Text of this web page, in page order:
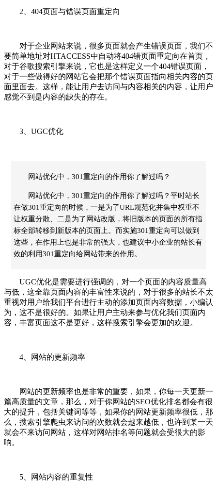
2、404页面与错误页面重定向
对于企业网站来说，很多页面就会产生错误页面，我们不
要简单地址对HTACCESS中自动将404错页面重定向在首页，
对于谷歌搜索引擎来说，它也是这样定义一个404错误页面，
对于一些做得好的网站它会把那个错误页面指向相关内容的页
面里面去。这样，能让用户去访问与内容相关的内容，让用户
感觉不到是内容的缺失的存在。
3、UGC优化
网站优化中，301重定向的作用你了解过吗？
网站优化中，301重定向的作用你了解过吗？平时站长
在做301重定向的时候，一是为了URL规范化并集中权重不
让权重分散、二是为了网站改版，将旧版本的页面的所有指
标全部转移到新版本的页面上。而实施301重定向可以做到
这些，在作用上也是非常的强大，也建议中小企业的站长有
效的利用301重定向给网站带来的作用。
UGC优化是需要进行强调的，对一个页面的内容质量高
与低，这全靠页面内容的丰富性来说的，对于很多的站长不太
重视对用户给我们平台进行主动的添加页面内容数据，小编认
为，这不是很好的。如果让用户主动来参与优化我们页面内
容，丰富页面这不是更好，这样搜索引擎会更加的欢迎。
4、网站的更新频率
网站的更新频率也是非常的重要，如果，你每一天更新一
篇高质量的文章，那么，对于你网站的SEO优化排名都会有很
大的提升，包括关键词等等，如果你的网站更新频率很低，那
么，搜索引擎爬虫来访问的次数就会越来越低，也许到某一天
就会不来访问网站，这样对网站排名等问题就会受很大的影
响。
5、网站内容的重复性